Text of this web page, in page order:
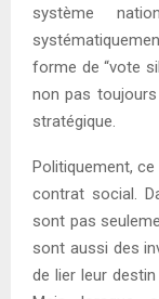
système
forme de “vote
non pas
stratégique.
Politiquement,
contrat social.
sont pas
sont aussi des
de lier leur